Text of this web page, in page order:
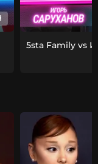
5sta Family vs